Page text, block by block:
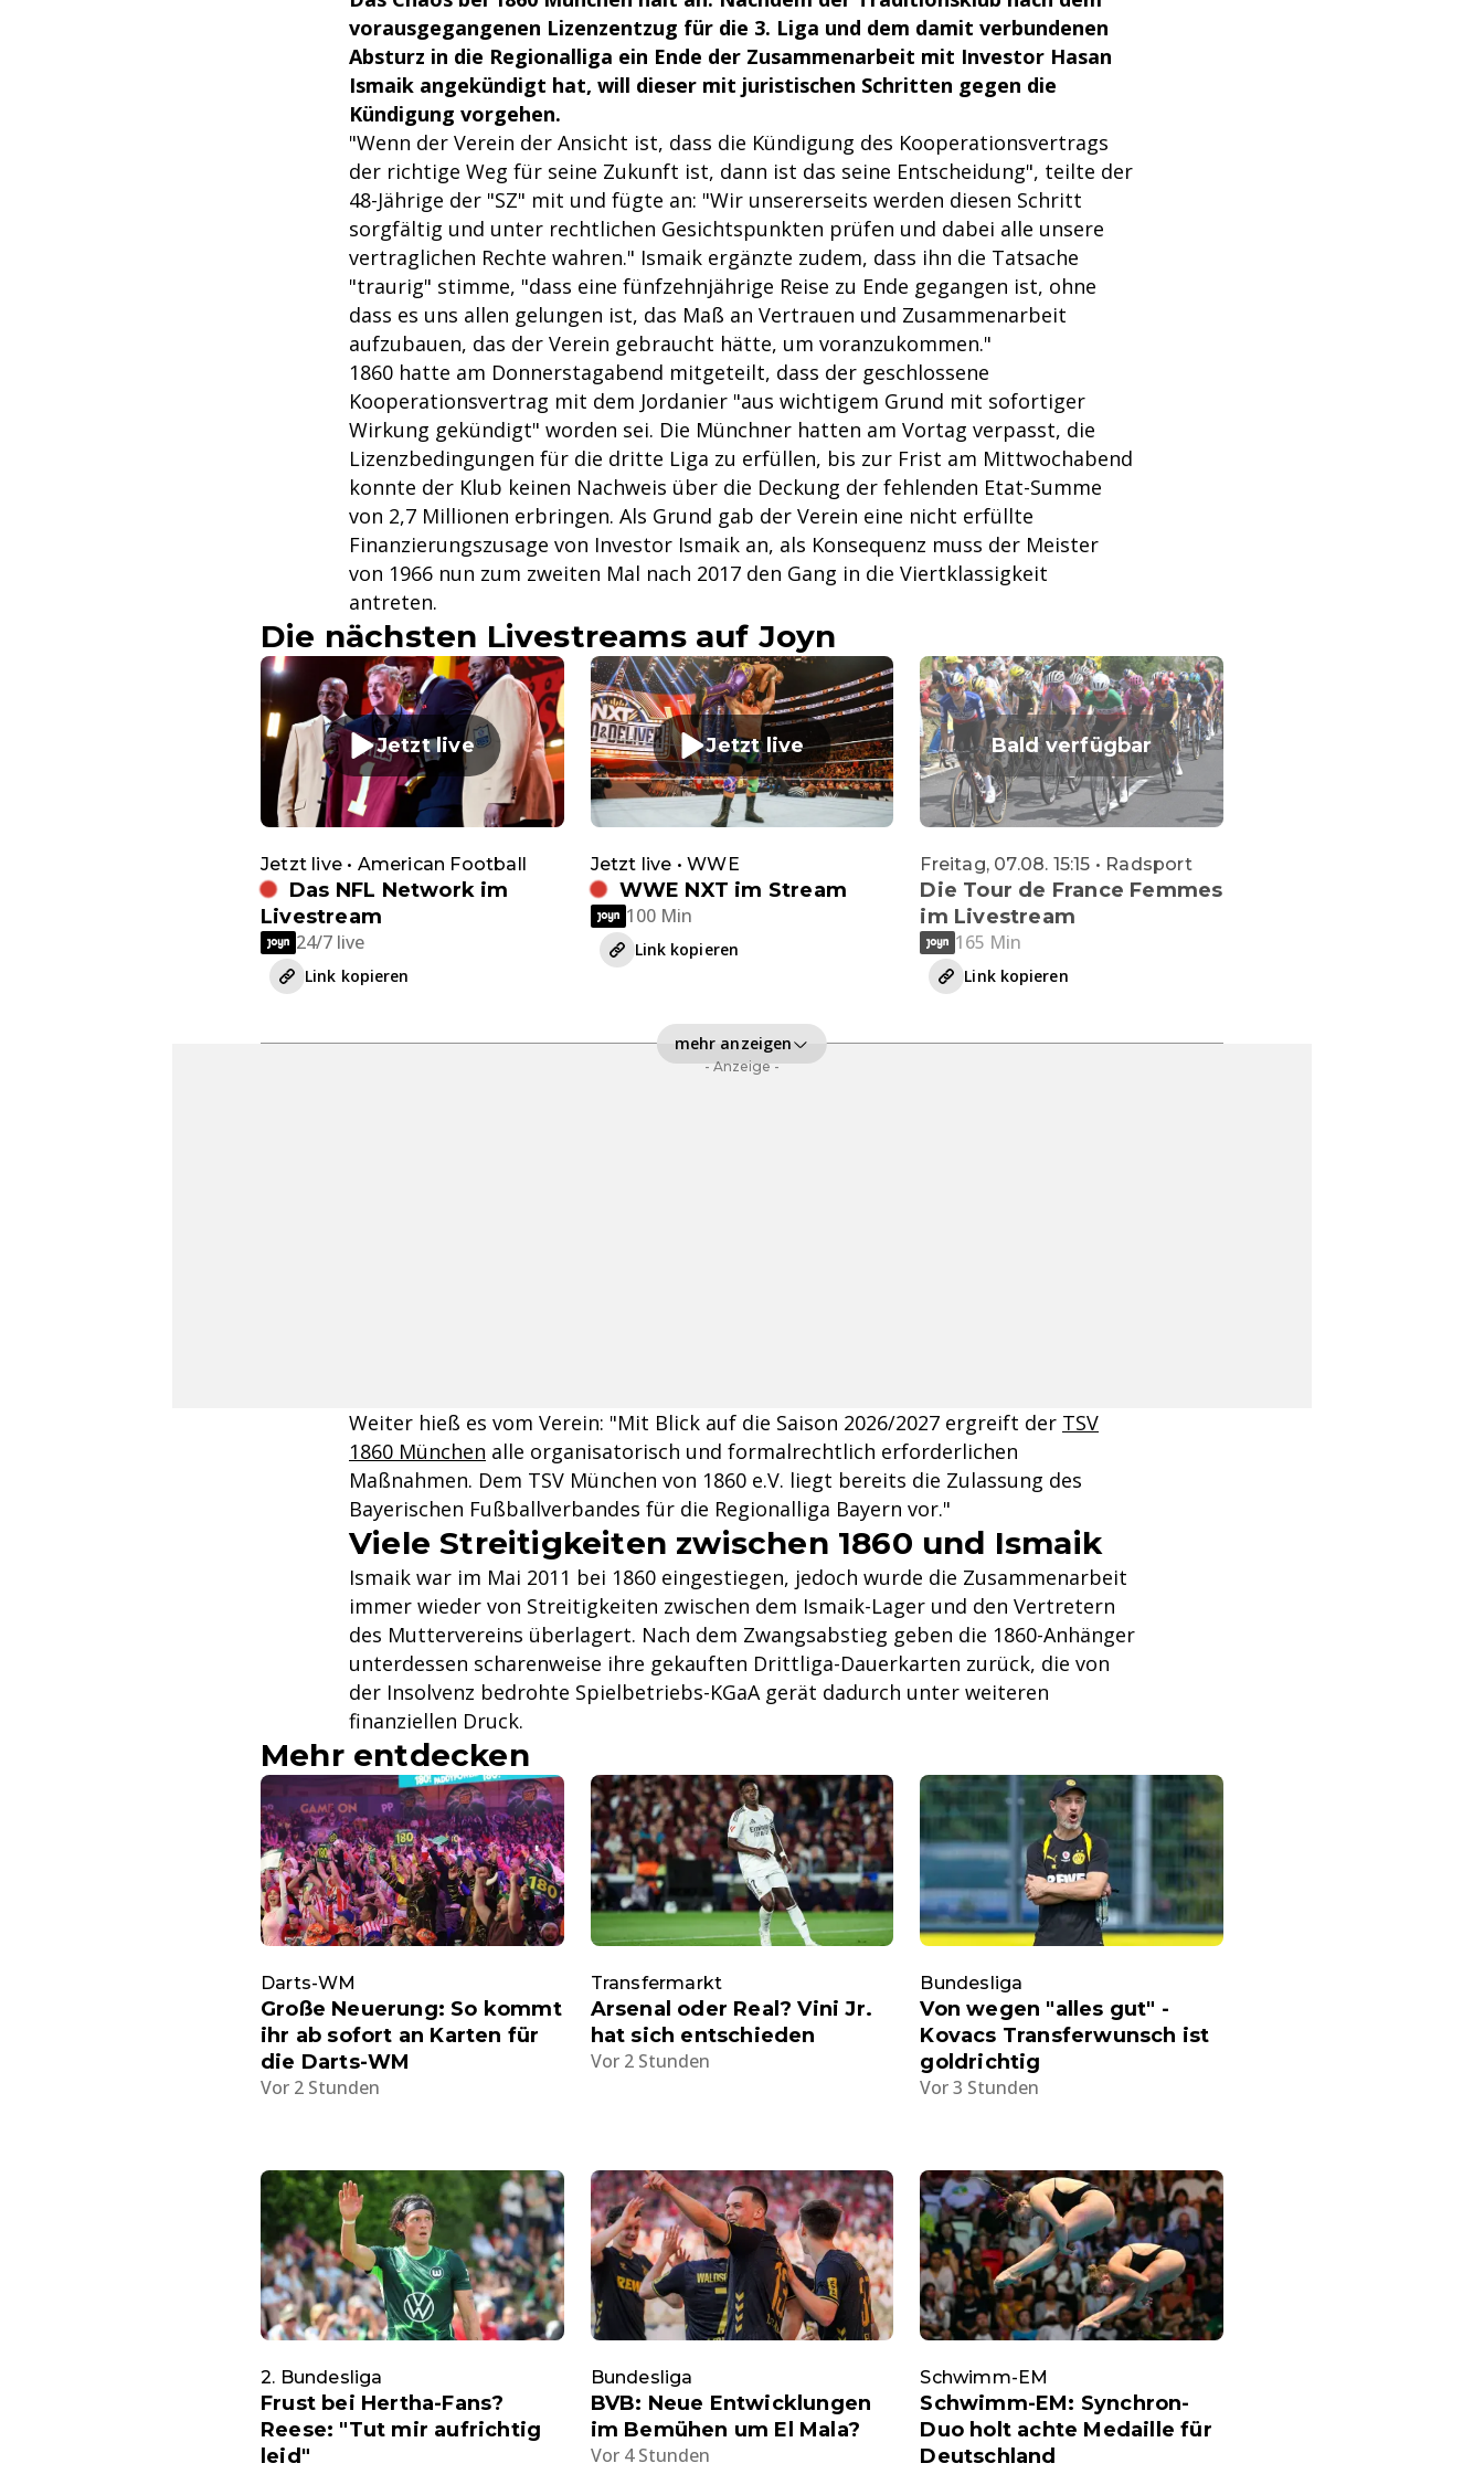
vorausgegangenen Lizenzentzug für die 3. Liga und dem damit verbundenen
Absturz in die Regionalliga ein Ende der Zusammenarbeit mit Investor Hasan
Ismaik angekündigt hat, will dieser mit juristischen Schritten gegen die
Kündigung vorgehen.
"Wenn der Verein der Ansicht ist, dass die Kündigung des Kooperationsvertrags
der richtige Weg für seine Zukunft ist, dann ist das seine Entscheidung", teilte der
48-Jährige der "SZ" mit und fügte an: "Wir unsererseits werden diesen Schritt
sorgfältig und unter rechtlichen Gesichtspunkten prüfen und dabei alle unsere
vertraglichen Rechte wahren." Ismaik ergänzte zudem, dass ihn die Tatsache
"traurig" stimme, "dass eine fünfzehnjährige Reise zu Ende gegangen ist, ohne
dass es uns allen gelungen ist, das Maß an Vertrauen und Zusammenarbeit
aufzubauen, das der Verein gebraucht hätte, um voranzukommen."
1860 hatte am Donnerstagabend mitgeteilt, dass der geschlossene
Kooperationsvertrag mit dem Jordanier "aus wichtigem Grund mit sofortiger
Wirkung gekündigt" worden sei. Die Münchner hatten am Vortag verpasst, die
Lizenzbedingungen für die dritte Liga zu erfüllen, bis zur Frist am Mittwochabend
konnte der Klub keinen Nachweis über die Deckung der fehlenden Etat-Summe
von 2,7 Millionen erbringen. Als Grund gab der Verein eine nicht erfüllte
Finanzierungszusage von Investor Ismaik an, als Konsequenz muss der Meister
von 1966 nun zum zweiten Mal nach 2017 den Gang in die Viertklassigkeit
antreten.
Die nächsten Livestreams auf Joyn
Jetzt live
Jetzt live • American Football
Das NFL Network im
Livestream
24/7 live
Link kopieren
Jetzt live
Jetzt live • WWE
WWE NXT im Stream
100 Min
Link kopieren
Bald verfügbar
Freitag, 07.08. 15:15 • Radsport
Die Tour de France Femmes
im Livestream
165 Min
Link kopieren
mehr anzeigen
- Anzeige -
Weiter hieß es vom Verein: "Mit Blick auf die Saison 2026/2027 ergreift der TSV
1860 München alle organisatorisch und formalrechtlich erforderlichen
Maßnahmen. Dem TSV München von 1860 e.V. liegt bereits die Zulassung des
Bayerischen Fußballverbandes für die Regionalliga Bayern vor."
Viele Streitigkeiten zwischen 1860 und Ismaik
Ismaik war im Mai 2011 bei 1860 eingestiegen, jedoch wurde die Zusammenarbeit
immer wieder von Streitigkeiten zwischen dem Ismaik-Lager und den Vertretern
des Muttervereins überlagert. Nach dem Zwangsabstieg geben die 1860-Anhänger
unterdessen scharenweise ihre gekauften Drittliga-Dauerkarten zurück, die von
der Insolvenz bedrohte Spielbetriebs-KGaA gerät dadurch unter weiteren
finanziellen Druck.
Mehr entdecken
Darts-WM
Große Neuerung: So kommt
ihr ab sofort an Karten für
die Darts-WM
Vor 2 Stunden
Transfermarkt
Arsenal oder Real? Vini Jr.
hat sich entschieden
Vor 2 Stunden
Bundesliga
Von wegen "alles gut" -
Kovacs Transferwunsch ist
goldrichtig
Vor 3 Stunden
2. Bundesliga
Frust bei Hertha-Fans?
Reese: "Tut mir aufrichtig
leid"
Bundesliga
BVB: Neue Entwicklungen
im Bemühen um El Mala?
Vor 4 Stunden
Schwimm-EM
Schwimm-EM: Synchron-
Duo holt achte Medaille für
Deutschland